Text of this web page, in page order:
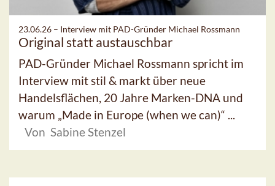
23.06.26 – Interview mit PAD-Gründer Michael Rossmann
Original statt austauschbar
PAD-Gründer Michael Rossmann spricht im
Interview mit stil & markt über neue
Handelsflächen, 20 Jahre Marken-DNA und
warum „Made in Europe (when we can)“ ...
Von Sabine Stenzel